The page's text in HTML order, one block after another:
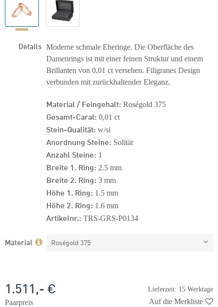
Details Moderne schmale Eheringe. Die Oberfläche des
Damenrings ist mit einer feinen Struktur und einem
Brillanten von 0,01 ct versehen. Filigranes Design
verbunden mit zurückhaltender Eleganz.
Material / Feingehalt: Roségold 375
Gesamt-Carat: 0,01 ct
Stein-Qualität: w/si
Anordnung Steine: Solitär
Anzahl Steine: 1
Breite 1. Ring: 2.5 mm
Breite 2. Ring: 3 mm
Höhe 1. Ring: 1.5 mm
Höhe 2. Ring: 1.6 mm
Artikelnr.: TRS-GRS-P0134
Material Roségold 375
Lieferzeit: 15 Werktage
1.511,- €
Paarpreis
Auf die Merkliste